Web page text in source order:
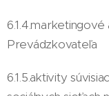
Prevádzkovateľa
6.1.5.aktivity